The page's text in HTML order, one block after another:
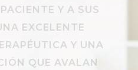
Y A SUS
EXCELENTE
Y UNA
QUE AVALAN